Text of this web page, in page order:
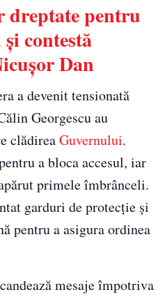
dreptate pentru
contestă
Dan
a devenit tensionată
Georgescu au
clădireaGuvernului.
a bloca accesul, iar
primele îmbrânceli.
garduri de protecție și
pentru a asigura ordinea
mesaje împotriva